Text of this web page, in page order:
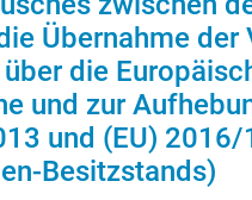
Übernahme der
die
und zur
und (EU)
Besitzstands)